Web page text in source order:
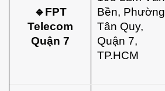
🔹FPT
Telecom
Quận 7
Bền, Phường
Tân Quy,
Quận 7,
TP.HCM